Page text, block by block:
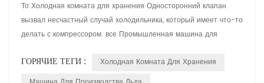
То Холодная комната для хранения Односторонний клапан
вызвал несчастный случай холодильника, который имеет что-то
делать с компрессором. все Промышленная машина для
ГОРЯЧИЕ ТЕГИ :
Холодная Комната Для Хранения